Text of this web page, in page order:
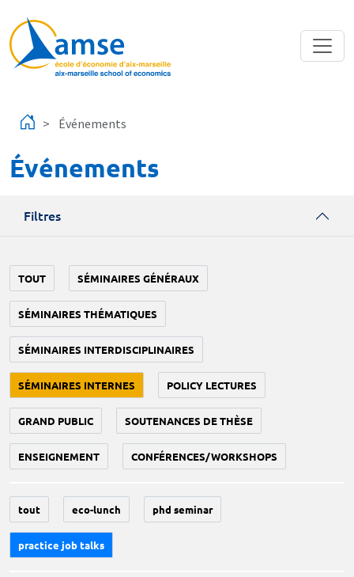
Événements
Événements
Filtres
TOUT SÉMINAIRES GÉNÉRAUX
SÉMINAIRES THÉMATIQUES
SÉMINAIRES INTERDISCIPLINAIRES
SÉMINAIRES INTERNES POLICY LECTURES
GRAND PUBLIC SOUTENANCES DE THÈSE
ENSEIGNEMENT CONFÉRENCES/WORKSHOPS
tout eco-lunch phd seminar
practice job talks